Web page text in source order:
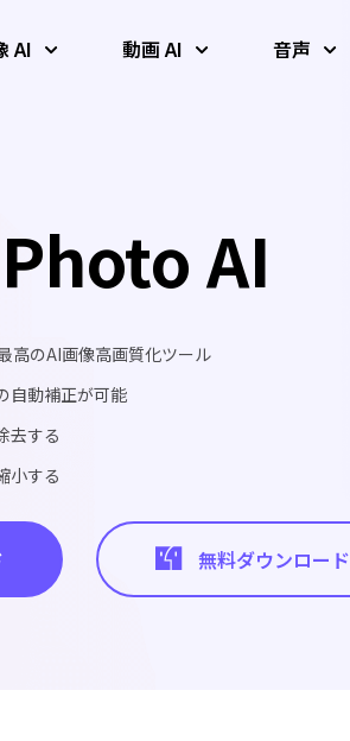
AI
ラー化が一
動画 AI
高画質ツール
音声
オをクリー
AI
高のAI画像高画質化ツール
自動補正が可能
去する
小する
無料ダウンロード